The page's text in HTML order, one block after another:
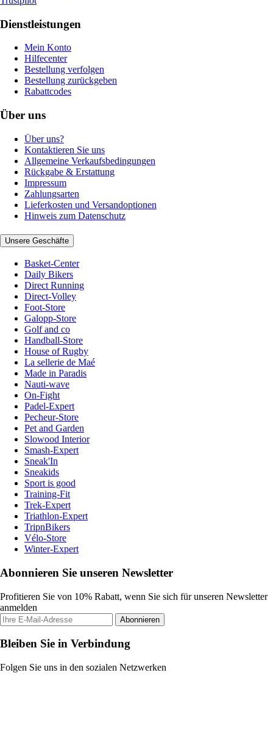
Dienstleistungen
Mein Konto
Hilfecenter
Bestellung verfolgen
Bestellung zurückgeben
Rabattcodes
Über uns
Über uns?
Kontaktieren Sie uns
Allgemeine Verkaufsbedingungen
Rückgabe & Erstattung
Impressum
Zahlungsarten
Lieferkosten und Versandoptionen
Hinweis zum Datenschutz
Unsere Geschäfte
Basket-Center
Daily Bikers
Direct Running
Direct-Volley
Foot-Store
Galopp-Store
Golf and co
Handball-Store
House of Rugby
La sellerie de Maé
Made in Paradis
Nauti-wave
On-Fight
Padel-Expert
Pecheur-Store
Pet and Garden
Slowood Interior
Smash-Expert
Sneak'In
Sneakids
Sport is good
Training-Fit
Trek-Expert
Triathlon-Expert
TripnBikers
Vélo-Store
Winter-Expert
Abonnieren Sie unseren Newsletter
Profitieren Sie von 10% Rabatt, wenn Sie sich für unseren Newsletter
anmelden
Abonnieren
Bleiben Sie in Verbindung
Folgen Sie uns in den sozialen Netzwerken